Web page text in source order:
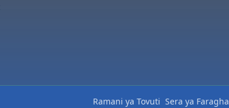
Ramani ya Tovuti Sera ya Faragha